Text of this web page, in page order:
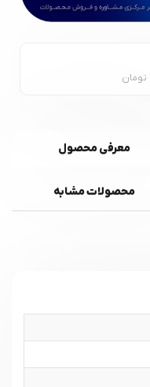
تومان
معرفی محصول
محصولات مشابه